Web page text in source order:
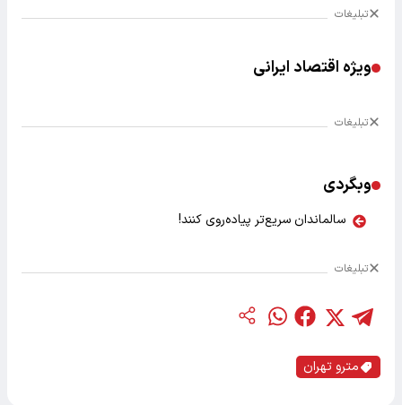
تبلیغات
ویژه اقتصاد ایرانی
تبلیغات
وبگردی
سالماندان سریع‌تر پیاده‌روی کنند!
تبلیغات
مترو تهران